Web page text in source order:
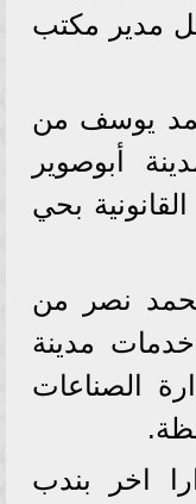
مدير مكتب
يوسف من
أبوصوير
بحي
نصر من
مدينة
الصناعات
اخر بندب